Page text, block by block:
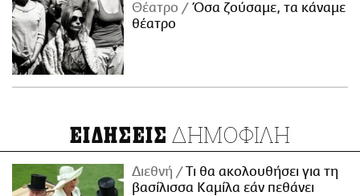
Θέατρο
Όσα ζούσαμε, τα κάναμε
θέατρο
ΕΙΔΗΣΕΙΣ ΔΗΜΟΦΙΛΗ
Διεθνή
Τι θα ακολουθήσει για τη
βασίλισσα Καμίλα εάν πεθάνει